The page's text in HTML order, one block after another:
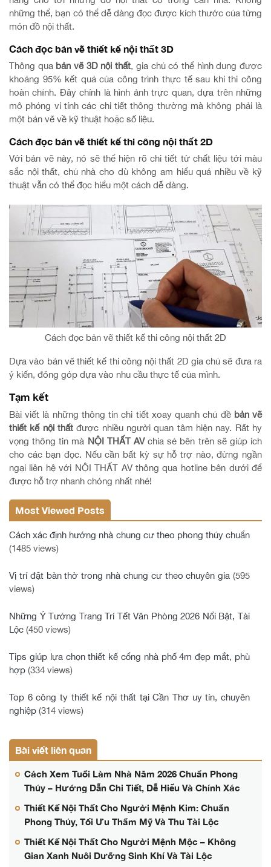
những thể, bạn có thể dễ dàng đọc được kích thước của từng
món đồ nội thất.
Cách đọc bản vẽ thiết kế nội thất 3D
Thông qua bản vẽ 3D nội thất, gia chủ có thể hình dung được
khoảng 95% kết quả của công trình thực tế sau khi thi công
hoàn chỉnh. Đây chính là hình ảnh trực quan, dựa trên những
mô phỏng vi tính các chi tiết thông thường mà không phải là
một bản vẽ về kỹ thuật hoặc số liệu.
Cách đọc bản vẽ thiết kế thi công nội thất 2D
Với bản vẽ này, nó sẽ thể hiện rõ chi tiết từ chất liệu tới màu
sắc nội thất, chủ nhà cho dù không am hiểu quá nhiều về kỹ
thuật vẫn có thể đọc hiểu một cách dễ dàng.
Cách đọc bản vẽ thiết kế thi công nội thất 2D
Dựa vào bản vẽ thiết kế thi công nội thất 2D gia chủ sẽ đưa ra
ý kiến, đóng góp dựa vào nhu cầu thực tế của mình.
Tạm kết
Bài viết là những thông tin chi tiết xoay quanh chủ đề bản vẽ
thiết kế nội thất được nhiều người quan tâm hiện nay. Rất hy
vọng thông tin mà NỘI THẤT AVchia sẻ bên trên sẽ giúp ích
cho các bạn đọc. Nếu cần bất kỳ sự hỗ trợ nào, đừng ngần
ngại liên hệ với NỘI THẤT AV thông qua hotline bên dưới để
được hỗ trợ nhanh chóng nhất nhé!
Most Viewed Posts
Cách xác định hướng nhà chung cư theo phong thủy chuẩn
(1485 views)
Vị trí đặt bàn thờ trong nhà chung cư theo chuyên gia (595
views)
Những Ý Tưởng Trang Trí Tết Văn Phòng 2026 Nổi Bật, Tài
Lộc (450 views)
Tips giúp lựa chọn thiết kế cổng nhà phố 4m đẹp mắt, phù
hợp (334 views)
Top 6 công ty thiết kế nội thất tại Cần Thơ uy tín, chuyên
nghiệp (314 views)
Bài viết liên quan
Cách Xem Tuổi Làm Nhà Năm 2026 Chuẩn Phong
Thủy – Hướng Dẫn Chi Tiết, Dễ Hiểu Và Chính Xác
Thiết Kế Nội Thất Cho Người Mệnh Kim: Chuẩn
Phong Thủy, Tối Ưu Thẩm Mỹ Và Thu Tài Lộc
Thiết Kế Nội Thất Cho Người Mệnh Mộc – Không
Gian Xanh Nuôi Dưỡng Sinh Khí Và Tài Lộc